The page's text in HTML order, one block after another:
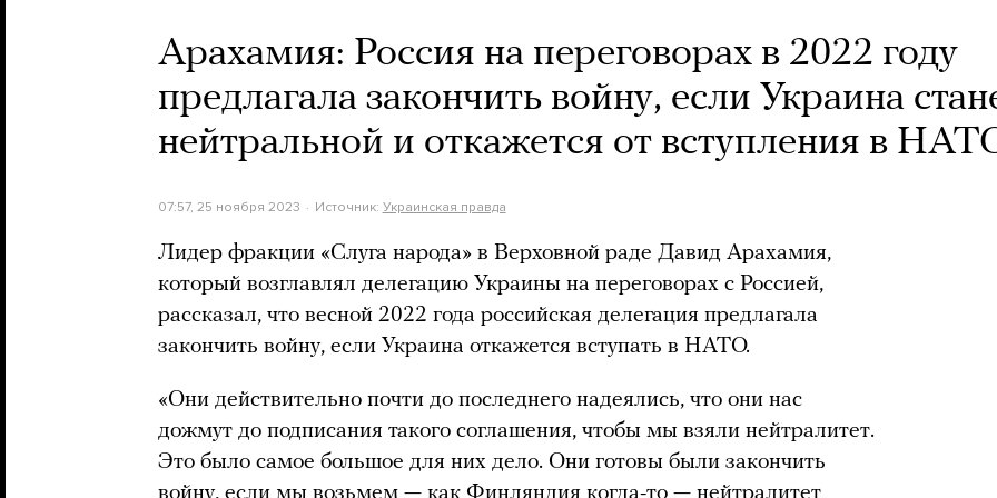
Арахамия: Россия на переговорах в 2022 году
предлагала закончить войну, если Украина
нейтральной и откажется от вступления в
07:57, 25 ноября 2023 Источник: Украинская правда
Лидер фракции «Слуга народа» в Верховной раде Давид Арахамия,
который возглавлял делегацию Украины на переговорах с Россией,
рассказал, что весной 2022 года российская делегация предлагала
закончить войну, если Украина откажется вступать в НАТО.
«Они действительно почти до последнего надеялись, что они нас
дожмут до подписания такого соглашения, чтобы мы взяли нейтралитет.
Это было самое большое для них дело. Они готовы были закончить
войну, если мы возьмем — как Финляндия когда-то — нейтралитет